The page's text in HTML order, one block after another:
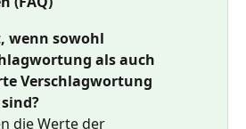
wenn sowohl
als auch
Verschlagwortung
die Werte der